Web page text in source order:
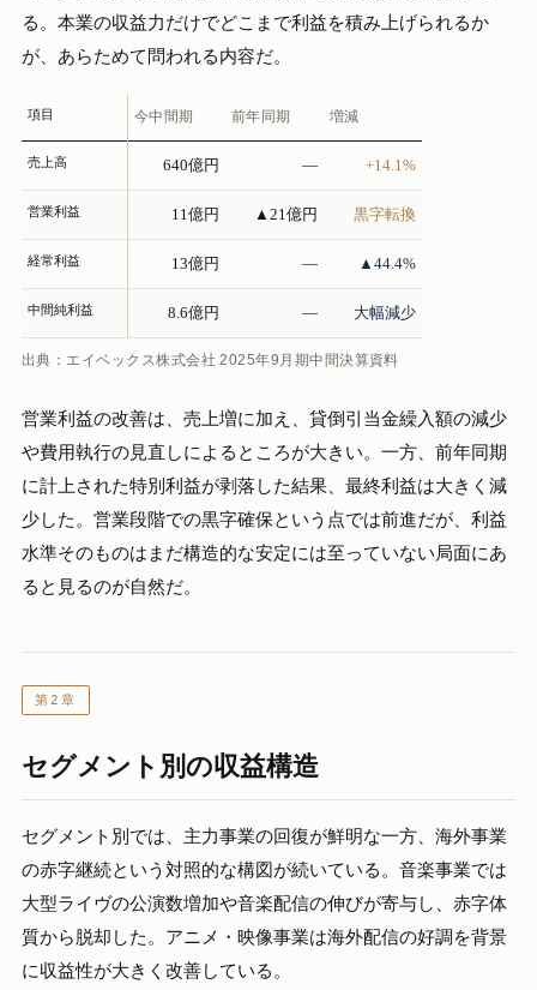
る。本業の収益力だけでどこまで利益を積み上げられるか
が、あらためて問われる内容だ。
項目 今中間期 前年同期 増減
売上高 640億円 — +14.1%
営業利益 11億円 ▲21億円 黒字転換
経常利益 13億円 — ▲44.4%
中間純利益 8.6億円 — 大幅減少
出典：エイベックス株式会社 2025年9月期中間決算資料
営業利益の改善は、売上増に加え、貸倒引当金繰入額の減少
や費用執行の見直しによるところが大きい。一方、前年同期
に計上された特別利益が剥落した結果、最終利益は大きく減
少した。営業段階での黒字確保という点では前進だが、利益
水準そのものはまだ構造的な安定には至っていない局面にあ
ると見るのが自然だ。
第2章
セグメント別の収益構造
セグメント別では、主力事業の回復が鮮明な一方、海外事業
の赤字継続という対照的な構図が続いている。音楽事業では
大型ライヴの公演数増加や音楽配信の伸びが寄与し、赤字体
質から脱却した。アニメ・映像事業は海外配信の好調を背景
に収益性が大きく改善している。